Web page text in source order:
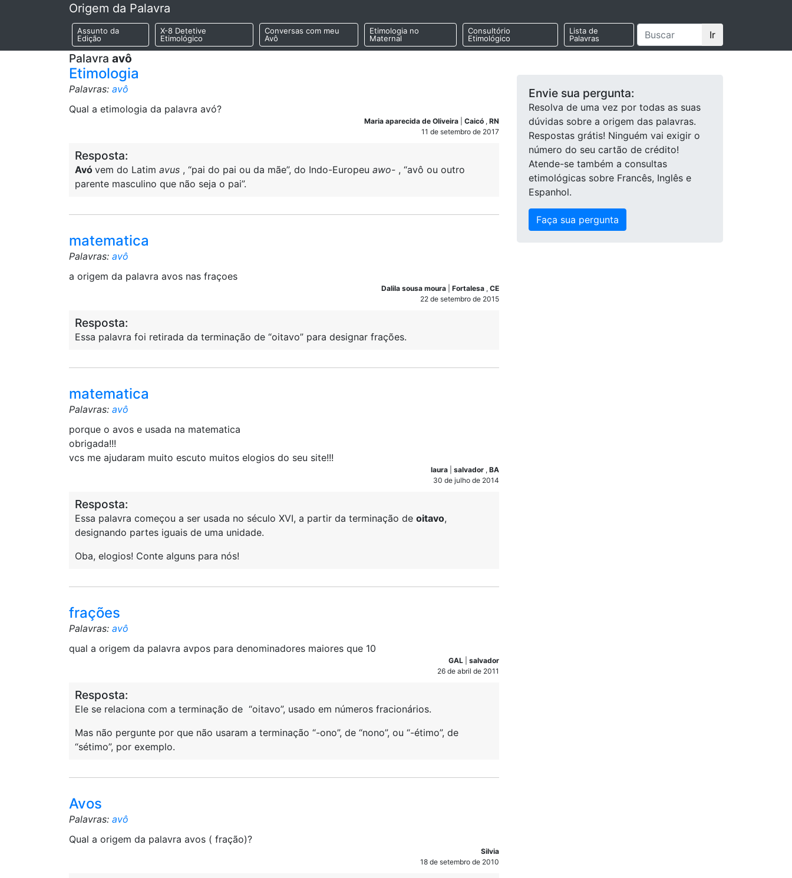
Origem da Palavra
Assunto da
Edição
X-8 Detetive
Etimológico
Conversas com meu
Avô
Etimologia no
Maternal
Consultório
Etimológico
Lista de
Palavras
Ir
Palavra avô
Etimologia
Palavras: avô
Qual a etimologia da palavra avó?
Maria aparecida de Oliveira Caicó , RN
11 de setembro de 2017
Resposta:
Avó vem do Latim avus , “pai do pai ou da mãe”, do Indo-Europeu awo- , “avô ou outro
parente masculino que não seja o pai”.
matematica
Palavras: avô
a origem da palavra avos nas fraçoes
Dalila sousa moura Fortalesa , CE
22 de setembro de 2015
Resposta:
Essa palavra foi retirada da terminação de “oitavo” para designar frações.
matematica
Palavras: avô
porque o avos e usada na matematica
obrigada!!!
vcs me ajudaram muito escuto muitos elogios do seu site!!!
laura salvador , BA
30 de julho de 2014
Resposta:
Essa palavra começou a ser usada no século XVI, a partir da terminação de oitavo,
designando partes iguais de uma unidade.
Oba, elogios! Conte alguns para nós!
frações
Palavras: avô
qual a origem da palavra avpos para denominadores maiores que 10
GAL
salvador
26 de abril de 2011
Resposta:
Ele se relaciona com a terminação de “oitavo”, usado em números fracionários.
Mas não pergunte por que não usaram a terminação “-ono”, de “nono”, ou “-étimo”, de
“sétimo”, por exemplo.
Avos
Palavras: avô
Qual a origem da palavra avos ( fração)?
Silvia
18 de setembro de 2010
Envie sua pergunta:
Resolva de uma vez por todas as suas
dúvidas sobre a origem das palavras.
Respostas grátis! Ninguém vai exigir o
número do seu cartão de crédito!
Atende-se também a consultas
etimológicas sobre Francês, Inglês e
Espanhol.
Faça sua pergunta